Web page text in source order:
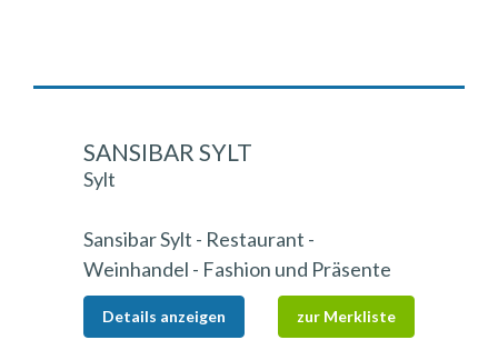
SANSIBAR SYLT
Sylt
Sansibar Sylt - Restaurant -
Weinhandel - Fashion und Präsente
Details anzeigen zur Merkliste